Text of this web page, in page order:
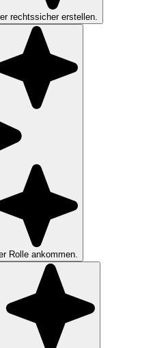
rechtssicher erstellen.
Rolle ankommen.